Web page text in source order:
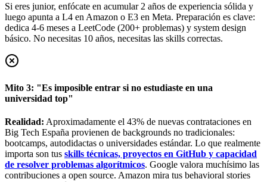
Si eres junior, enfócate en acumular 2 años de experiencia sólida y
luego apunta a L4 en Amazon o E3 en Meta. Preparación es clave:
dedica 4-6 meses a LeetCode (200+ problemas) y system design
básico. No necesitas 10 años, necesitas las skills correctas.
Mito 3: "Es imposible entrar si no estudiaste en una
universidad top"
Realidad: Aproximadamente el 43% de nuevas contrataciones en
Big Tech España provienen de backgrounds no tradicionales:
bootcamps, autodidactas o universidades estándar. Lo que realmente
importa son tus skills técnicas, proyectos en GitHub y capacidad
de resolver problemas algorítmicos. Google valora muchísimo las
contribuciones a open source. Amazon mira tus behavioral stories